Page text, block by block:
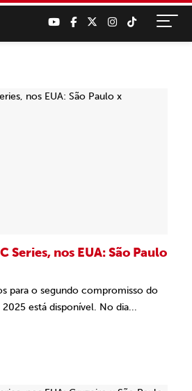
Series, nos EUA: São Paulo
para o segundo compromisso do
está disponível. No dia...